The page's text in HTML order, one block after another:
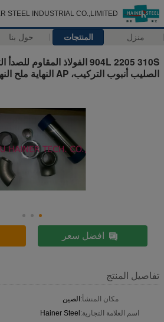
STEEL INDUSTRIAL CO.,LIMITED
منزل المنتجات حول بنا
الصليب أنبوب التركيب، AP النهاية ملح النهاية
افضل سعر
تفاصيل المنتج
مكان المنشأ:الصين
اسم العلامة التجارية:Hainer Steel